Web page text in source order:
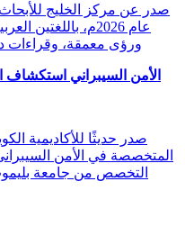
صدر عن مركز الخليج
عام 2026م،
ورؤى معمقة، وقراءات
الأمن السيبراني استكشاف
المتخصصة في الأمن
التخصص من جامعة